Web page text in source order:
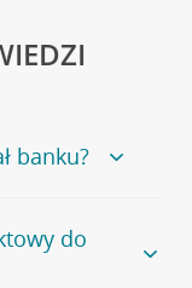
banku?
na
się
do